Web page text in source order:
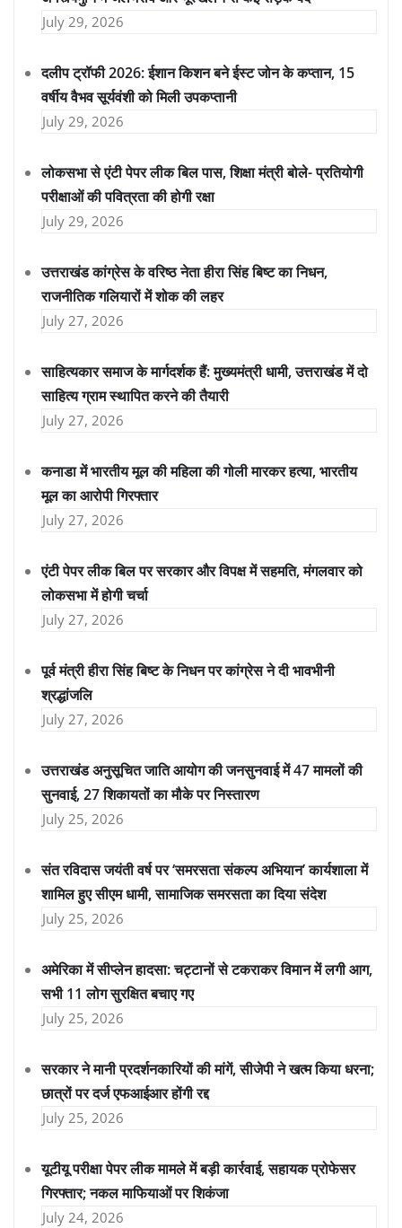
July 29, 2026
दलीप ट्रॉफी 2026: ईशान किशन बने ईस्ट जोन के कप्तान, 15
वर्षीय वैभव सूर्यवंशी को मिली उपकप्तानी
July 29, 2026
लोकसभा से एंटी पेपर लीक बिल पास, शिक्षा मंत्री बोले- प्रतियोगी
परीक्षाओं की पवित्रता की होगी रक्षा
July 29, 2026
उत्तराखंड कांग्रेस के वरिष्ठ नेता हीरा सिंह बिष्ट का निधन,
राजनीतिक गलियारों में शोक की लहर
July 27, 2026
साहित्यकार समाज के मार्गदर्शक हैं: मुख्यमंत्री धामी, उत्तराखंड में दो
साहित्य ग्राम स्थापित करने की तैयारी
July 27, 2026
कनाडा में भारतीय मूल की महिला की गोली मारकर हत्या, भारतीय
मूल का आरोपी गिरफ्तार
July 27, 2026
एंटी पेपर लीक बिल पर सरकार और विपक्ष में सहमति, मंगलवार को
लोकसभा में होगी चर्चा
July 27, 2026
पूर्व मंत्री हीरा सिंह बिष्ट के निधन पर कांग्रेस ने दी भावभीनी
श्रद्धांजलि
July 27, 2026
उत्तराखंड अनुसूचित जाति आयोग की जनसुनवाई में 47 मामलों की
सुनवाई, 27 शिकायतों का मौके पर निस्तारण
July 25, 2026
संत रविदास जयंती वर्ष पर ‘समरसता संकल्प अभियान’ कार्यशाला में
शामिल हुए सीएम धामी, सामाजिक समरसता का दिया संदेश
July 25, 2026
अमेरिका में सीप्लेन हादसा: चट्टानों से टकराकर विमान में लगी आग,
सभी 11 लोग सुरक्षित बचाए गए
July 25, 2026
सरकार ने मानी प्रदर्शनकारियों की मांगें, सीजेपी ने खत्म किया धरना;
छात्रों पर दर्ज एफआईआर होंगी रद्द
July 25, 2026
यूटीयू परीक्षा पेपर लीक मामले में बड़ी कार्रवाई, सहायक प्रोफेसर
गिरफ्तार; नकल माफियाओं पर शिकंजा
July 24, 2026